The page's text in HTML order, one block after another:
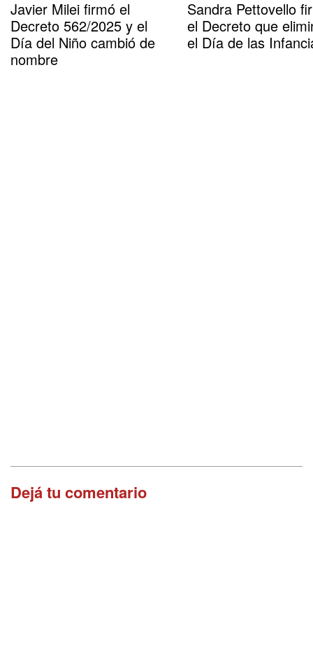
Javier Milei firmó el
Decreto 562/2025 y el
Día del Niño cambió de
nombre
Sandra Pettovello
el Decreto que
el Día de las
Dejá tu comentario